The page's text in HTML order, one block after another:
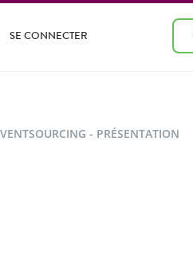
SE CONNECTER
- PRÉSENTATION